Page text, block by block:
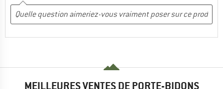
MEILLEURES VENTES DE PORTE-BIDONS